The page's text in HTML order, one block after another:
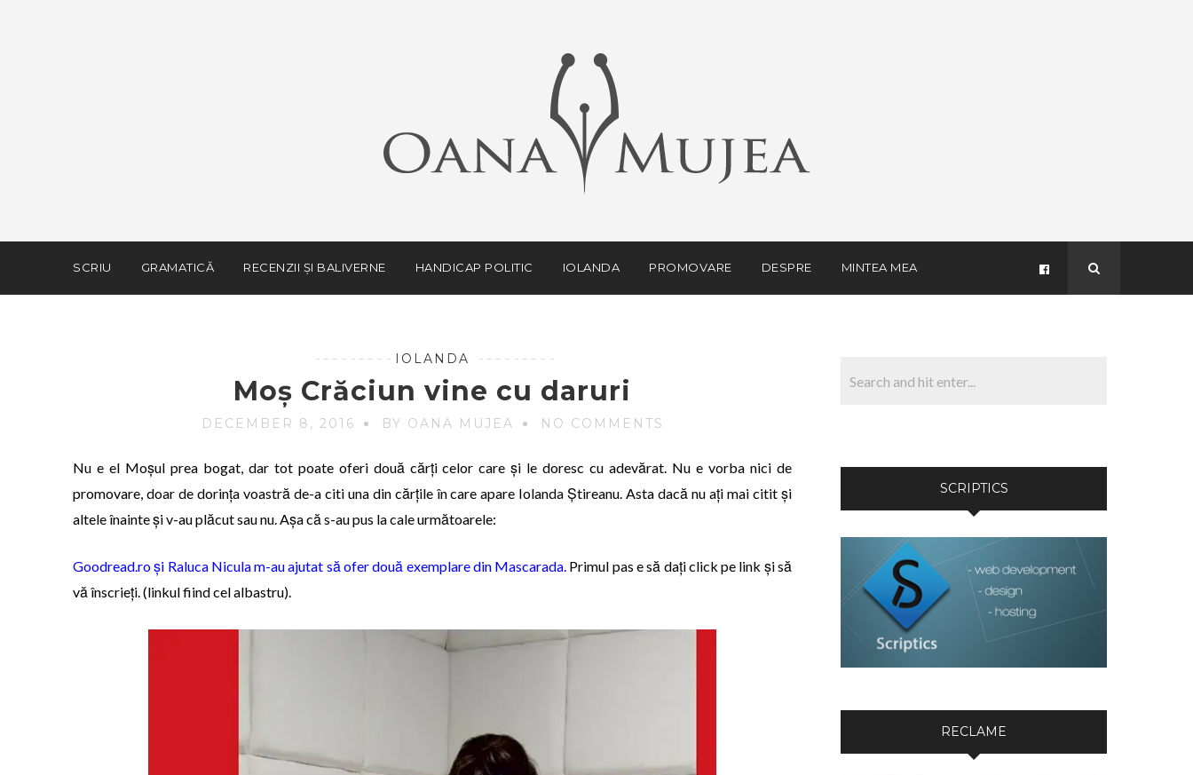
SCRIU GRAMATICĂ RECENZII ȘI BALIVERNE HANDICAP POLITIC IOLANDA PROMOVARE DESPRE MINTEA MEA
IOLANDA
Moș Crăciun vine cu daruri
DECEMBER 8, 2016 BY OANA MUJEA NO COMMENTS
Nu e el Moșul prea bogat, dar tot poate oferi două cărți celor care și le doresc cu adevărat. Nu e vorba nici de
promovare, doar de dorința voastră de-a citi una din cărțile în care apare Iolanda Știreanu. Asta dacă nu ați mai citit și
altele înainte și v-au plăcut sau nu. Așa că s-au pus la cale următoarele:
Goodread.ro și Raluca Nicula m-au ajutat să ofer două exemplare din Mascarada. Primul pas e să dați click pe link și să
vă înscrieți. (linkul fiind cel albastru).
SCRIPTICS
RECLAME